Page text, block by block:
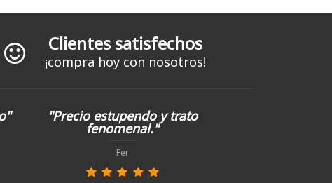
Clientes satisfechos
¡compra hoy con nosotros!
"Precio estupendo y trato
fenomenal."
Fer